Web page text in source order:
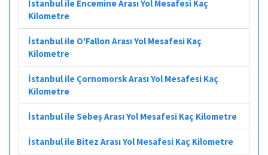
İstanbul ile Encemine Arası Yol Mesafesi Kaç
Kilometre
İstanbul ile O'Fallon Arası Yol Mesafesi Kaç
Kilometre
İstanbul ile Çornomorsk Arası Yol Mesafesi Kaç
Kilometre
İstanbul ile Sebeș Arası Yol Mesafesi Kaç Kilometre
İstanbul ile Bitez Arası Yol Mesafesi Kaç Kilometre